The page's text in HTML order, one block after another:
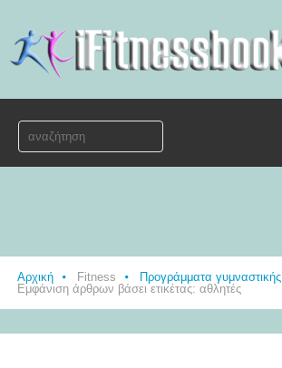
Αρχική Fitness
Προγράμματα γυμναστικής
Εμφάνιση άρθρων βάσει ετικέτας: αθλητές